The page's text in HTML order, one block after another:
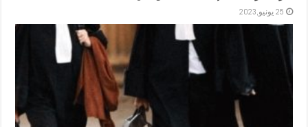
25 يونيو,2023